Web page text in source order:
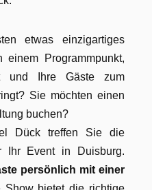
etwas einzigartiges
Programmpunkt,
und Ihre Gäste zum
Sie möchten einen
buchen?
Dück treffen Sie die
Ihr Event in Duisburg.
persönlich mit einer